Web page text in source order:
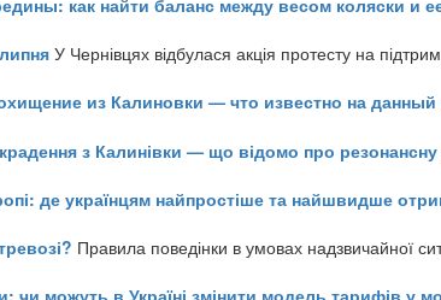
У Чернівцях відбулася акція протесту на
из Калиновки — что известно на
з Калинівки — що відомо про
де українцям найпростіше та найшвидше
Правила поведінки в умовах надзвичайної